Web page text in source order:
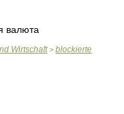
валюта
Wirtschaft> blockierte